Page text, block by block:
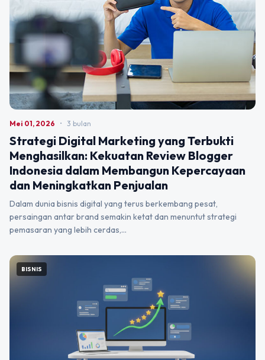
Mei 01, 2026 • 3 bulan
Strategi Digital Marketing yang Terbukti
Menghasilkan: Kekuatan Review Blogger
Indonesia dalam Membangun Kepercayaan
dan Meningkatkan Penjualan
Dalam dunia bisnis digital yang terus berkembang pesat,
persaingan antar brand semakin ketat dan menuntut strategi
pemasaran yang lebih cerdas,…
BISNIS